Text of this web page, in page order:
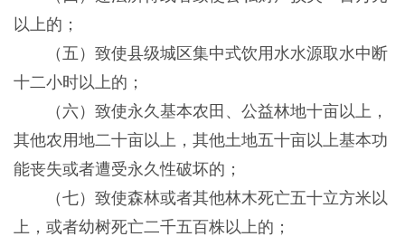
以上的；
（五）致使县级城区集中式饮用水水源取水中断
十二小时以上的；
（六）致使永久基本农田、公益林地十亩以上，
其他农用地二十亩以上，其他土地五十亩以上基本功
能丧失或者遭受永久性破坏的；
（七）致使森林或者其他林木死亡五十立方米以
上，或者幼树死亡二千五百株以上的；